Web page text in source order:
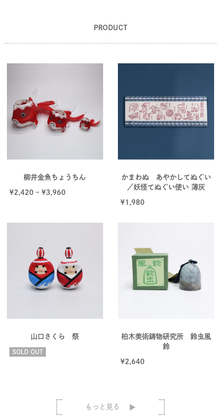
PRODUCT
柳井金魚ちょうちん
¥2,420– ¥3,960
かまわぬ あやかしてぬぐい
／妖怪てぬぐい使い 薄灰
¥1,980
山口さくら 祭
SOLD OUT
柏木美術鋳物研究所 鈴虫風
鈴
¥2,640
もっと見る